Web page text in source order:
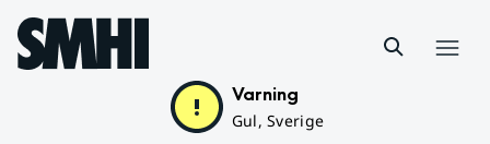
Hoppa till sidans innehåll
Varning
Gul, Sverige